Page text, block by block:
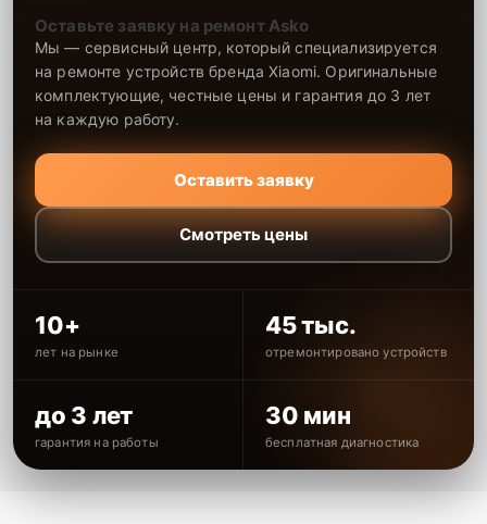
Оставьте заявку на ремонт Asko
Мы — сервисный центр, который специализируется
на ремонте устройств бренда Xiaomi. Оригинальные
комплектующие, честные цены и гарантия до 3 лет
на каждую работу.
Оставить заявку
Смотреть цены
10+
лет на рынке
45 тыс.
отремонтировано устройств
до 3 лет
гарантия на работы
30 мин
бесплатная диагностика